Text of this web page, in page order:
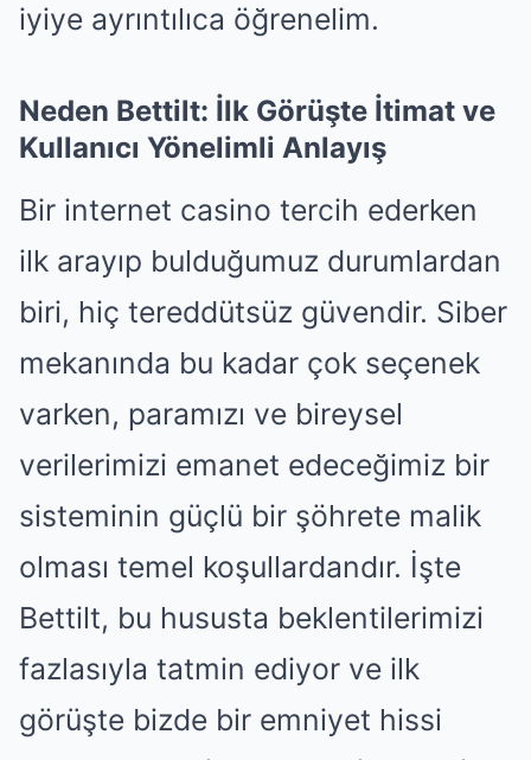
iyiye ayrıntılıca öğrenelim.
Neden Bettilt: İlk Görüşte İtimat ve
Kullanıcı Yönelimli Anlayış
Bir internet casino tercih ederken
ilk arayıp bulduğumuz durumlardan
biri, hiç tereddütsüz güvendir. Siber
mekanında bu kadar çok seçenek
varken, paramızı ve bireysel
verilerimizi emanet edeceğimiz bir
sisteminin güçlü bir şöhrete malik
olması temel koşullardandır. İşte
Bettilt, bu hususta beklentilerimizi
fazlasıyla tatmin ediyor ve ilk
görüşte bizde bir emniyet hissi